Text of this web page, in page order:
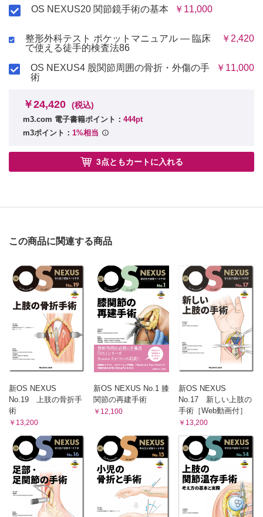
OS NEXUS20 関節鏡手術の基本 ￥11,000
整形外科テスト ポケットマニュアル ― 臨床
で使える徒手的検査法86
￥2,420
OS NEXUS4 股関節周囲の骨折・外傷の手
術
￥11,000
￥24,420 (税込)
m3.com 電子書籍ポイント： 444pt
m3ポイント： 1%相当
3点ともカートに入れる
この商品に関連する商品
新OS NEXUS
No.19 上肢の骨折手
術
￥13,200
新OS NEXUS No.1 膝
関節の再建手術
￥12,100
新OS NEXUS
No.17 新しい上肢の
手術［Web動画付］
￥13,200